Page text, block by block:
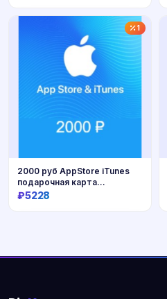
1
2000 руб AppStore iTunes
подарочная карта
пополненияRUR
₽5228